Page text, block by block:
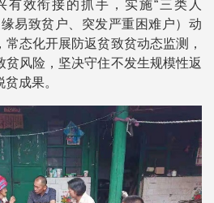
有效衔接的抓手，实施“三类人
易致贫户、突发严重困难户）动
态化开展防返贫致贫动态监测，
贫风险，坚决守住不发生规模性返
成果。